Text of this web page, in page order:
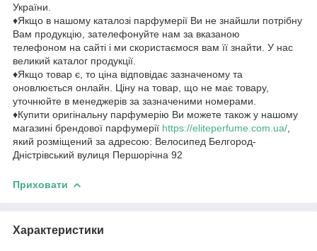
України.
♦Якщо в нашому каталозі парфумерії Ви не знайшли потрібну
Вам продукцію, зателефонуйте нам за вказаною
телефоном на сайті і ми скористаємося вам її знайти. У нас
великий каталог продукції.
♦Якщо товар є, то ціна відповідає зазначеному та
оновлюється онлайн. Ціну на товар, що не має товару,
уточнюйте в менеджерів за зазначеними номерами.
♦Купити оригінальну парфумерію Ви можете також у нашому
магазині брендової парфумерії https://eliteperfume.com.ua/
який розміщений за адресою: Велосипед Белгород-
Дністрівський вулиця Першорічна 92
Приховати
Характеристики